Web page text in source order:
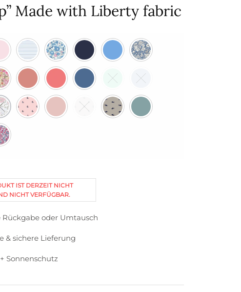
Made with Liberty fabric
IST DERZEIT NICHT
NICHT VERFÜGBAR.
Rückgabe oder Umtausch
& sichere Lieferung
Sonnenschutz